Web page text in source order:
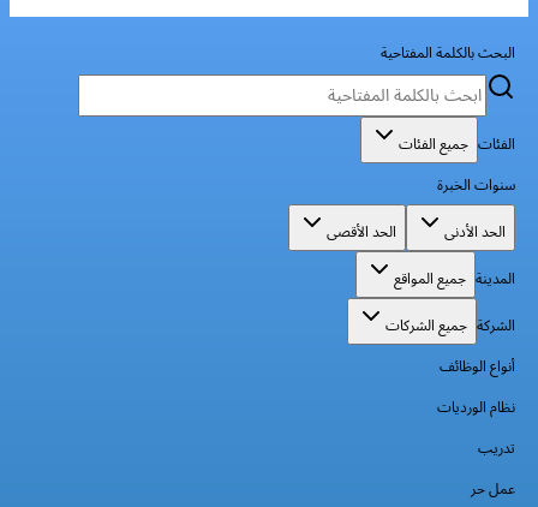
البحث بالكلمة المفتاحية
الفئات جميع الفئات
سنوات الخبرة
الحد الأدنى
الحد الأقصى
المدينة جميع المواقع
الشركة جميع الشركات
أنواع الوظائف
نظام الورديات
تدريب
عمل حر